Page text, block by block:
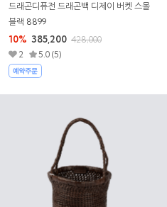
드래곤디퓨전 드래곤백 디제이 버켓 스몰
블랙 8899
10% 385,200 428,000
2
5.0 (5)